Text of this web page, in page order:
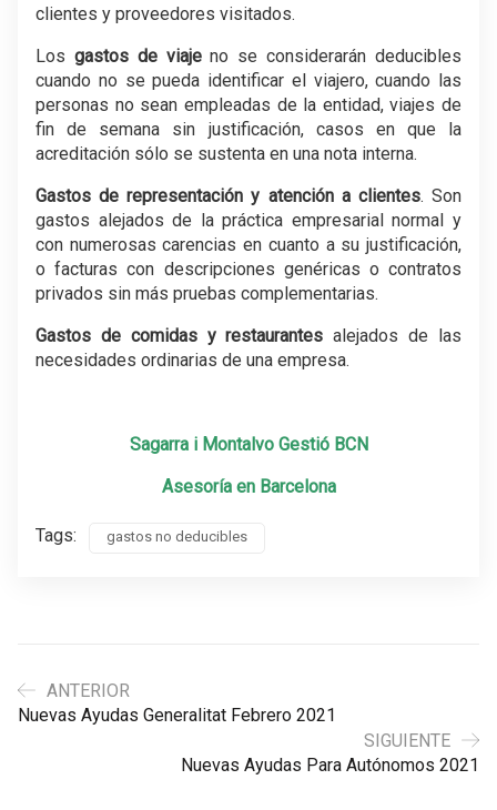
clientes y proveedores visitados.
Los gastos de viajeno se considerarán deducibles
cuando no se pueda identificar el viajero, cuando las
personas no sean empleadas de la entidad, viajes de
fin de semana sin justificación, casos en que la
acreditación sólo se sustenta en una nota interna.
Gastos de representación y atención a clientes. Son
gastos alejados de la práctica empresarial normal y
con numerosas carencias en cuanto a su justificación,
o facturas con descripciones genéricas o contratos
privados sin más pruebas complementarias.
Gastos de comidas y restaurantes alejados de las
necesidades ordinarias de una empresa.
Sagarra i Montalvo Gestió BCN
Asesoría en Barcelona
Tags: gastos no deducibles
ANTERIOR
Nuevas Ayudas Generalitat Febrero 2021
SIGUIENTE
Nuevas Ayudas Para Autónomos 2021